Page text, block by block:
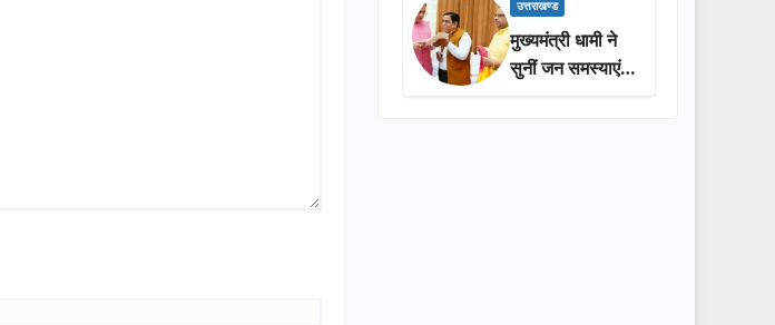
प्रशासन की
सराहना…
उत्तराखण्ड
मुख्यमंत्री धामी ने
सुनीं जन समस्याएं,
अधिकारियों को